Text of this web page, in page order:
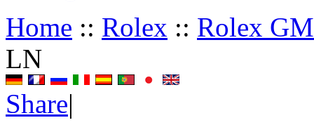
Home :: Rolex :: Rolex
LN
Share|